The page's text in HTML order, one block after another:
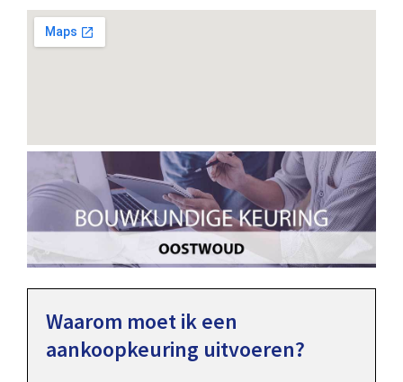
Waarom moet ik een
aankoopkeuring uitvoeren?